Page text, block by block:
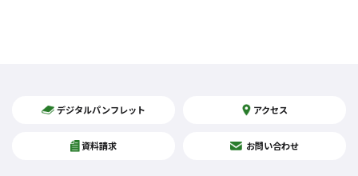
デジタルパンフレット アクセス
資料請求 お問い合わせ